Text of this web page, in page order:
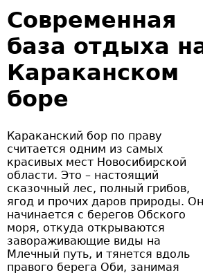
Современная
база отдыха
Караканском
боре
Караканский бор по праву
считается одним из самых
красивых мест Новосибирской
области. Это – настоящий
сказочный лес, полный грибов,
ягод и прочих даров природы. Он
начинается с берегов Обского
моря, откуда открываются
завораживающие виды на
Млечный путь, и тянется вдоль
правого берега Оби, занимая